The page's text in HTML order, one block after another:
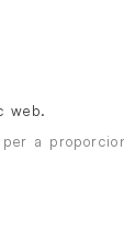
web.
a